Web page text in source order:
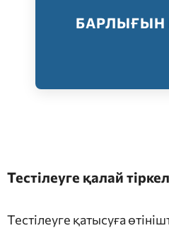
БАРЛЫҒЫН
Барлығын
Тестілеуге қалай
Тестілеуге қатысуға